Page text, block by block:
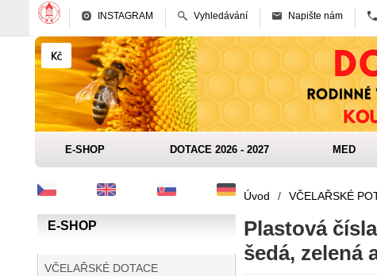
INSTAGRAM Vyhledávání Napište nám
E-SHOP DOTACE 2026 - 2027 MED
E-SHOP
VČELAŘSKÉ DOTACE
Úvod / VČELAŘSKÉ
Plastová
šedá, zelená